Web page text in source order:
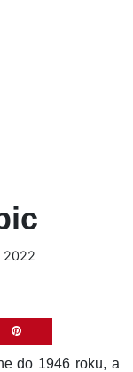
2022
do 1946 roku, a